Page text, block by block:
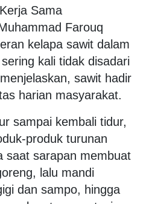
Sama
Farouq
kelapa sawit dalam
kali tidak disadari
sawit hadir
harian masyarakat.
sampai kembali tidur,
produk turunan
saat sarapan membuat
lalu mandi
dan sampo, hingga